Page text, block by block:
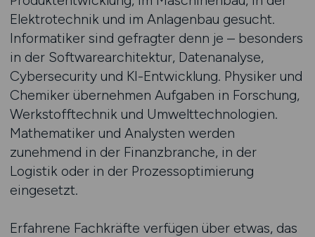
Elektrotechnik und im Anlagenbau gesucht.
Informatiker sind gefragter denn je – besonders
in der Softwarearchitektur, Datenanalyse,
Cybersecurity und KI-Entwicklung. Physiker und
Chemiker übernehmen Aufgaben in Forschung,
Werkstofftechnik und Umwelttechnologien.
Mathematiker und Analysten werden
zunehmend in der Finanzbranche, in der
Logistik oder in der Prozessoptimierung
eingesetzt.
Erfahrene Fachkräfte verfügen über etwas, das